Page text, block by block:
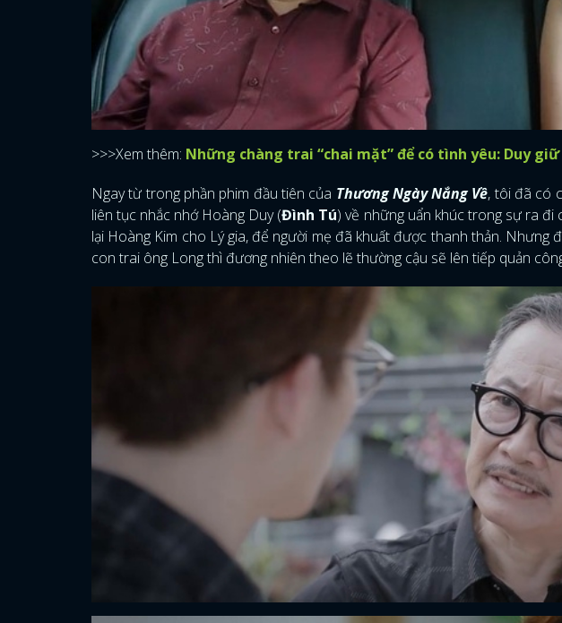
>>>Xem thêm: Những chàng trai “chai mặt” để có tình yêu: Duy
Ngay từ trong phần phim đầu tiên của Thương Ngày Nắng Về, tôi đã có
liên tục nhắc nhớ Hoàng Duy (Đình Tú) về những uẩn khúc trong sự ra đi
lại Hoàng Kim cho Lý gia, để người mẹ đã khuất được thanh thản. Nhưng
con trai ông Long thì đương nhiên theo lẽ thường cậu sẽ lên tiếp quản